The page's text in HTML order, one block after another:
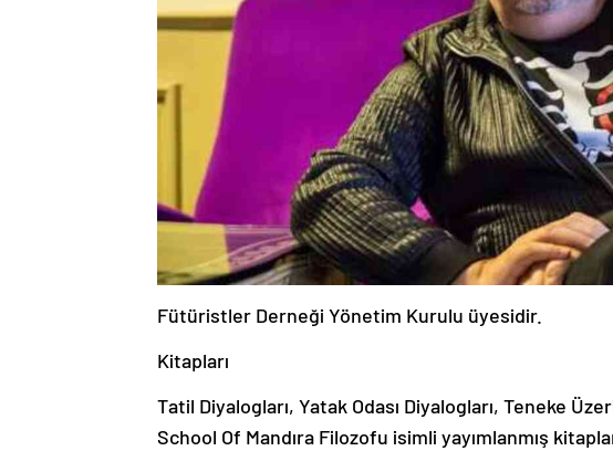
Fütüristler Derneği Yönetim Kurulu üyesidir.
Kitapları
Tatil Diyalogları, Yatak Odası Diyalogları, Teneke
School Of Mandıra Filozofu isimli yayımlanmış